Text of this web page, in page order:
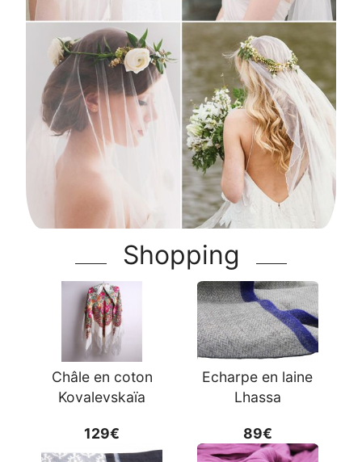
Shopping
Châle en coton
Kovalevskaïa
129€
Echarpe en laine
Lhassa
89€